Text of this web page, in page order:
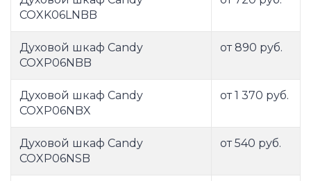
COXK06LNBB
Духовой шкаф Candy
COXP06NBB
от 890 руб.
Духовой шкаф Candy
COXP06NBX
от 1 370 руб.
Духовой шкаф Candy
COXP06NSB
от 540 руб.